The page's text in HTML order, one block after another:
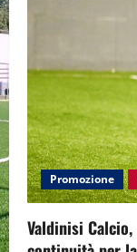
a
t
i
o
Promozione
Valdinisi